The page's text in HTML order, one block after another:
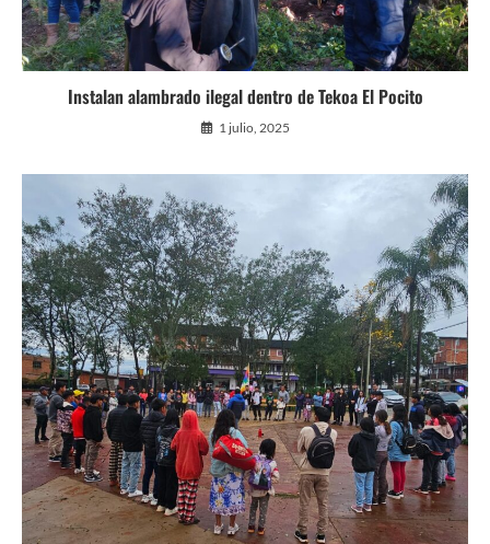
Instalan alambrado ilegal dentro de Tekoa El Pocito
1 julio, 2025